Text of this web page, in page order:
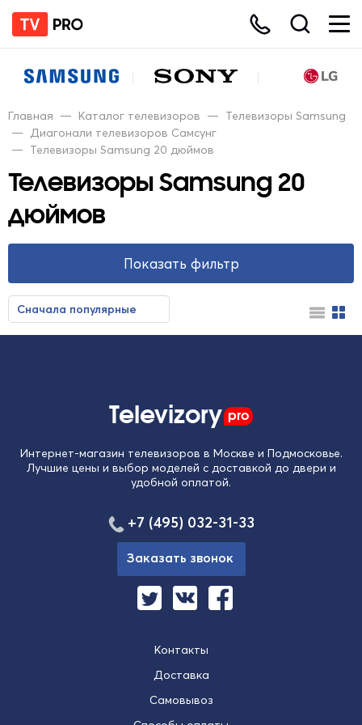
Главная — Каталог телевизоров — Телевизоры Samsung
— Диагонали телевизоров Самсунг
— Телевизоры Samsung 20 дюймов
Телевизоры Samsung 20
дюймов
Показать фильтр
Сначала популярные
Televizory pro
Интернет-магазин телевизоров в Москве и Подмосковье.
Лучшие цены и выбор моделей с доставкой до двери и
удобной оплатой.
Контакты
Доставка
Самовывоз
+7 (495) 032-31-33
Заказать звонок